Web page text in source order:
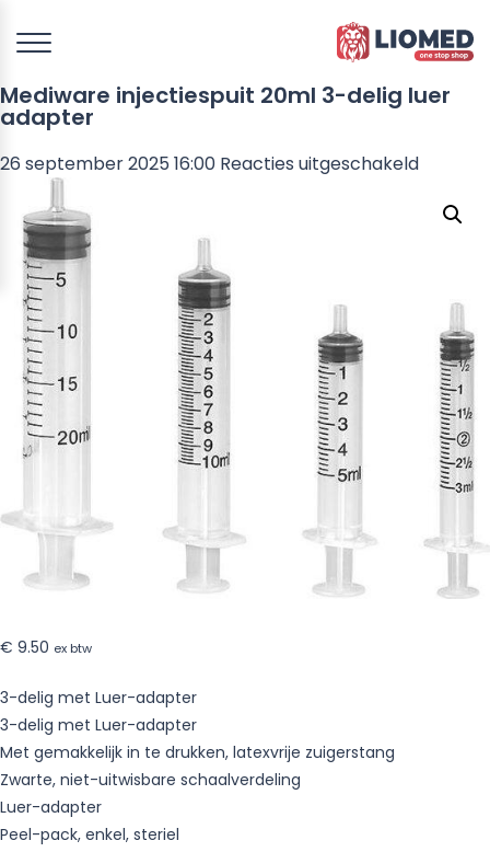
Mediware injectiespuit 20ml 3-delig luer
adapter
26 september 2025 16:00 Reacties uitgeschakeldvoor
delig
luer
adapter
€ 9.50 ex btw
3-delig met Luer-adapter
3-delig met Luer-adapter
Met gemakkelijk in te drukken, latexvrije zuigerstang
Zwarte, niet-uitwisbare schaalverdeling
Luer-adapter
Peel-pack, enkel, steriel